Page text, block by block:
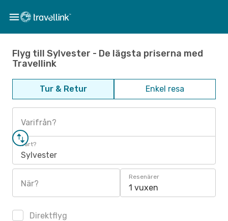
Flyg till Sylvester - De lägsta priserna med
Travellink
Tur & Retur Enkel resa
Varifrån?
Vart?
Sylvester
När?
Resenärer
1 vuxen
Direktflyg